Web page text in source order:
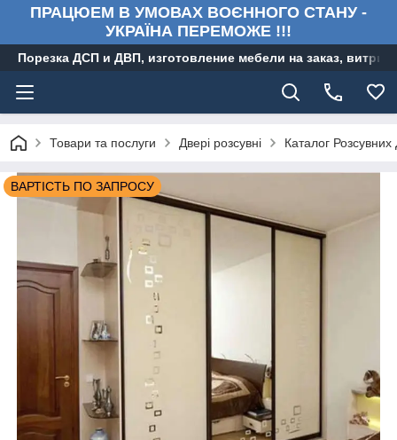
ПРАЦЮЕМ В УМОВАХ ВОЄННОГО СТАНУ -
УКРАЇНА ПЕРЕМОЖЕ !!!
Порезка ДСП и ДВП, изготовление мебели на заказ,
Товари та послуги Двері розсувні Каталог
ВАРТІСТЬ ПО ЗАПРОСУ